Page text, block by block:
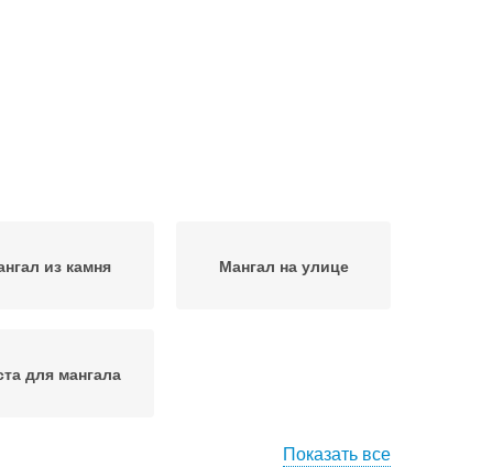
из камня Мангал на улице
для мангала
Показать все